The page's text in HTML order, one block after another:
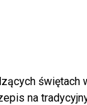
świętach
na